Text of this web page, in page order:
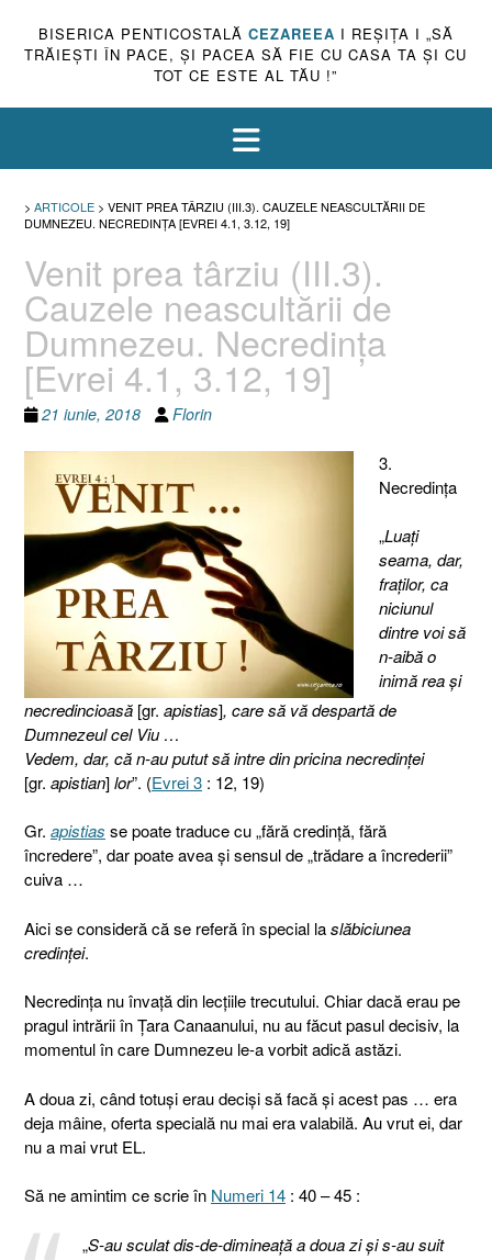
BISERICA PENTICOSTALĂ CEZAREEA I REŞIŢA I „SĂ
TRĂIEŞTI ÎN PACE, ŞI PACEA SĂ FIE CU CASA TA ŞI CU
TOT CE ESTE AL TĂU !”
> ARTICOLE > VENIT PREA TÂRZIU (III.3). CAUZELE NEASCULTĂRII DE
DUMNEZEU. NECREDINŢA [EVREI 4.1, 3.12, 19]
Venit prea târziu (III.3).
Cauzele neascultării de
Dumnezeu. Necredinţa
[Evrei 4.1, 3.12, 19]
21 iunie, 2018 Florin
3.
Necredinţa
„Luaţi
seama, dar,
fraţilor, ca
niciunul
dintre voi să
n-aibă o
inimă rea şi
necredincioasă [gr. apistias], care să vă despartă de
Dumnezeul cel Viu …
Vedem, dar, că n-au putut să intre din pricina necredinţei
[gr. apistian]lor”. (Evrei 3 : 12, 19)
Gr. apistias se poate traduce cu „fără credinţă, fără
încredere”, dar poate avea şi sensul de „trădare a încrederii”
cuiva …
Aici se consideră că se referă în special laslăbiciunea
credinţei.
Necredinţa nu învaţă din lecţiile trecutului. Chiar dacă erau pe
pragul intrării în Ţara Canaanului, nu au făcut pasul decisiv, la
momentul în care Dumnezeu le-a vorbit adică astăzi.
A doua zi, când totuşi erau decişi să facă şi acest pas … era
deja mâine, oferta specială nu mai era valabilă. Au vrut ei, dar
nu a mai vrut EL.
Să ne amintim ce scrie în Numeri 14 : 40 – 45 :
„S-au sculat dis-de-dimineaţă a doua zi şi s-au suit